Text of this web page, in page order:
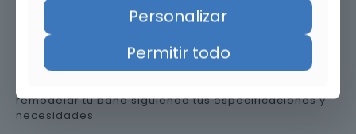
Precio de reformar el baño en
remodelar tu baño siguiendo tus especificaciones y
necesidades.
Personalizar
Permitir todo